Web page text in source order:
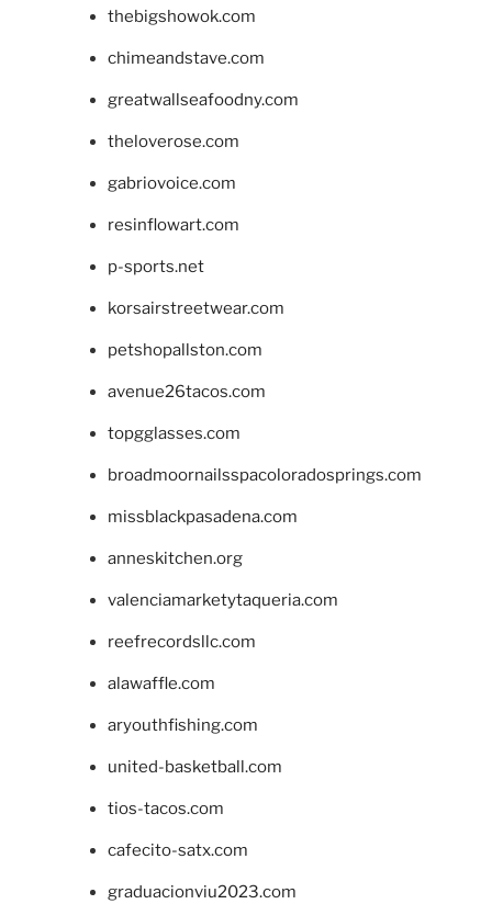
thebigshowok.com
chimeandstave.com
greatwallseafoodny.com
theloverose.com
gabriovoice.com
resinflowart.com
p-sports.net
korsairstreetwear.com
petshopallston.com
avenue26tacos.com
topgglasses.com
broadmoornailsspacoloradosprings.com
missblackpasadena.com
anneskitchen.org
valenciamarketytaqueria.com
reefrecordsllc.com
alawaffle.com
aryouthfishing.com
united-basketball.com
tios-tacos.com
cafecito-satx.com
graduacionviu2023.com